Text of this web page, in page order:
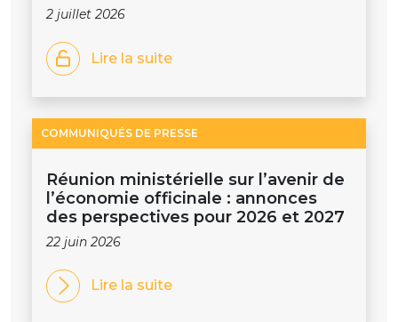
2 juillet 2026
Lire la suite
COMMUNIQUÉS DE PRESSE
Réunion ministérielle sur l’avenir de
l’économie officinale : annonces
des perspectives pour 2026 et 2027
22 juin 2026
Lire la suite